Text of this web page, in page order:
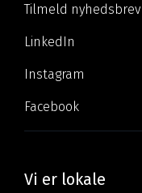
Tilmeld nyhedsbrev
LinkedIn
Instagram
Facebook
Vi er lokale